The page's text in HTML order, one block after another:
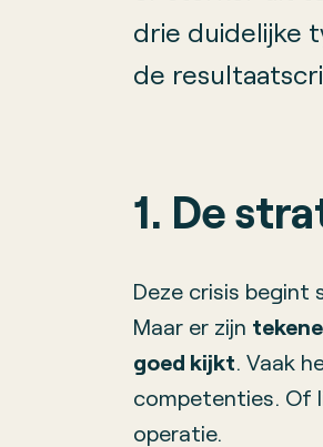
drie duidelijke
de
1. De
Deze crisis begint
Maar er zijn
goed kijkt. Vaak
competenties. Of
operatie.